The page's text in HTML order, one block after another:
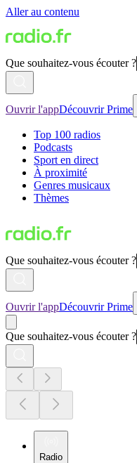
Aller au contenu
Que souhaitez-vous écouter ?
Ouvrir l'appDécouvrir Prime
Top 100 radios
Podcasts
Sport en direct
À proximité
Genres musicaux
Thèmes
Que souhaitez-vous écouter ?
Ouvrir l'appDécouvrir Prime
Que souhaitez-vous écouter ?
Radio